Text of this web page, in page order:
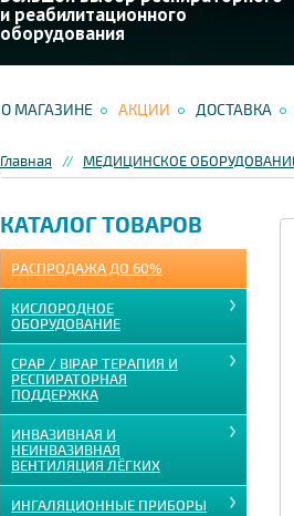
и реабилитационного
оборудования
О МАГАЗИНЕ АКЦИИ ДОСТАВКА
Главная МЕДИЦИНСКОЕ
КАТАЛОГ ТОВАРОВ
РАСПРОДАЖА ДО 60%
КИСЛОРОДНОЕ
ОБОРУДОВАНИЕ
CPAP / BIPAP ТЕРАПИЯ И
РЕСПИРАТОРНАЯ
ПОДДЕРЖКА
ИНВАЗИВНАЯ И
НЕИНВАЗИВНАЯ
ВЕНТИЛЯЦИЯ ЛЁГКИХ
ИНГАЛЯЦИОННЫЕ ПРИБОРЫ